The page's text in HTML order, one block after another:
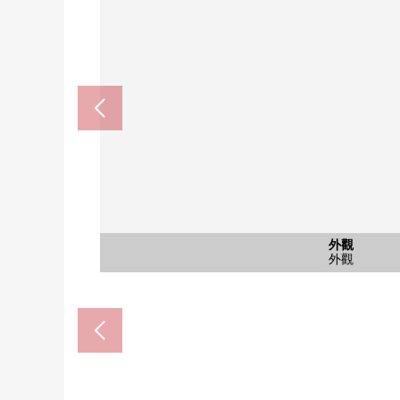
外觀
外觀
外觀
外觀
外觀
外觀
入口
入口
入口
入口
共有部分
名牌
按照峰會商店弦卷商店(約
Mybasket弦卷1丁目商店(約
NATURAL LAWSON世田谷弦卷3丁
世田谷弦卷郵局(約
世田谷區立松山岡小學(約
世田谷區立弦卷中學(約
世田谷新町公園(約